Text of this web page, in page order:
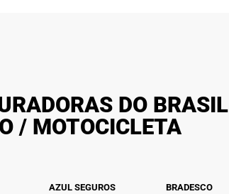
DO BRASIL
/ MOTOCICLETA
AZUL SEGUROS BRADESCO